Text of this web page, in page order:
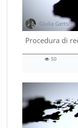
Giulia Gertsch
03:16 duration
50